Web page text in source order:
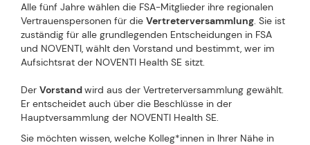
Alle fünf Jahre wählen die FSA-Mitglieder ihre regionalen
Vertrauenspersonen für die Vertreterversammlung. Sie ist
zuständig für alle grundlegenden Entscheidungen in FSA
und NOVENTI, wählt den Vorstand und bestimmt, wer im
Aufsichtsrat der NOVENTI Health SE sitzt.
Der Vorstandwird aus der Vertreterversammlung gewählt.
Er entscheidet auch über die Beschlüsse in der
Hauptversammlung der NOVENTI Health SE.
Sie möchten wissen, welche Kolleg*innen in Ihrer Nähe in